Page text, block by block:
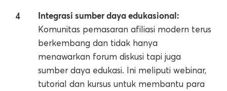
Integrasi sumber daya edukasional:
Komunitas pemasaran afiliasi modern terus
berkembang dan tidak hanya
menawarkan forum diskusi tapi juga
sumber daya edukasi. Ini meliputi webinar,
tutorial dan kursus untuk membantu para